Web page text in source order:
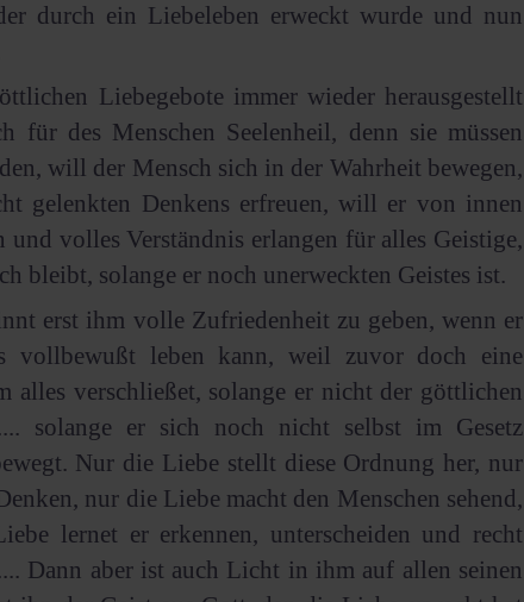
durch ein Liebeleben erweckt wurde und nun
Liebegebote immer wieder herausgestellt
für des Menschen Seelenheil, denn sie müssen
will der Mensch sich in der Wahrheit bewegen,
gelenkten Denkens erfreuen, will er von innen
und volles Verständnis erlangen für alles Geistige,
bleibt, solange er noch unerweckten Geistes ist.
erst ihm volle Zufriedenheit zu geben, wenn er
vollbewußt leben kann, weil zuvor doch eine
alles verschließet, solange er nicht der göttlichen
solange er sich noch nicht selbst im Gesetz
Nur die Liebe stellt diese Ordnung her, nur
nur die Liebe macht den Menschen sehend,
lernet er erkennen, unterscheiden und recht
Dann aber ist auch Licht in ihm auf allen seinen